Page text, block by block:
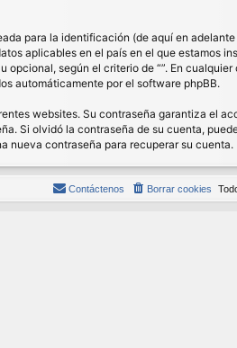
para la identificación (de aquí en adelante
aplicables en el país en el que estamos
según el criterio de “”. En
automáticamente por el software phpBB.
websites. Su contraseña garantiza el
Si olvidó la contraseña de su cuenta,
nueva contraseña para recuperar su cuenta.
Borrar cookies
Contáctenos